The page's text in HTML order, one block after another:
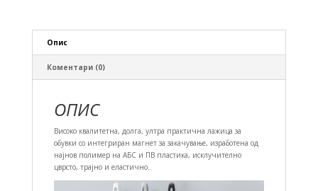
Опис
Коментари (0)
ОПИС
Високо квалитетна, долга, ултра практична лажица за
обувки со интегриран магнет за закачување, изработена од
најнов полимер на АБС и ПВ пластика, исклучително
цврсто, трајно и еластично..